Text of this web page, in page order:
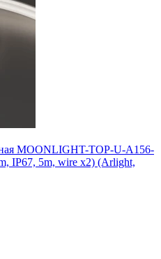
MOONLIGHT-TOP-U-A156-
IP67, 5m, wire x2) (Arlight,